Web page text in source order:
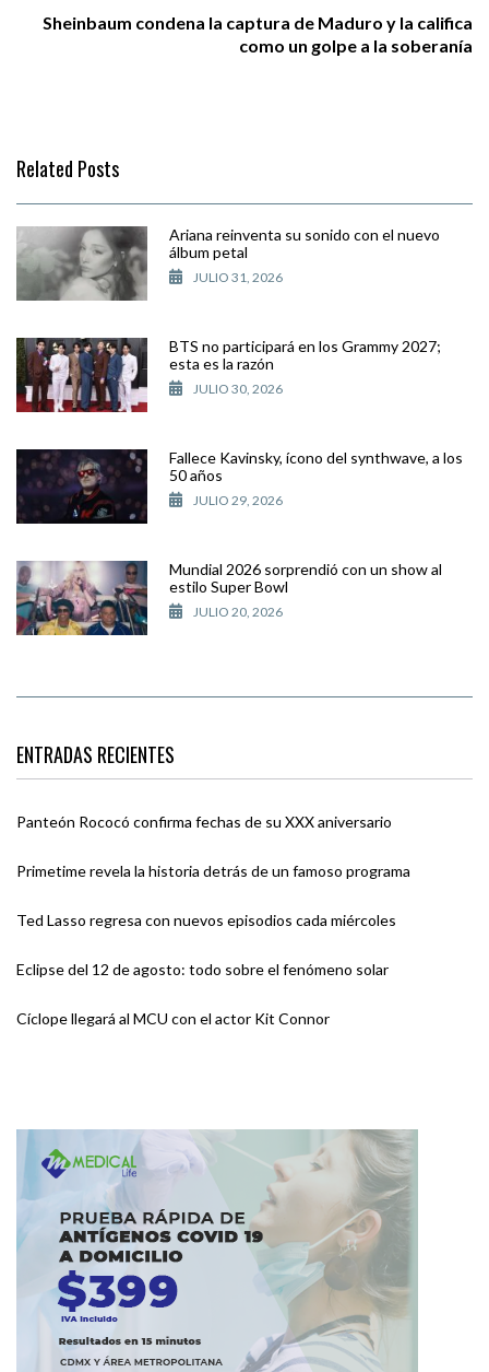
Sheinbaum condena la captura de Maduro y la califica
como un golpe a la soberanía
Related Posts
Ariana reinventa su sonido con el nuevo
álbum petal
JULIO 31, 2026
BTS no participará en los Grammy 2027;
esta es la razón
JULIO 30, 2026
Fallece Kavinsky, ícono del synthwave, a los
50 años
JULIO 29, 2026
Mundial 2026 sorprendió con un show al
estilo Super Bowl
JULIO 20, 2026
ENTRADAS RECIENTES
Panteón Rococó confirma fechas de su XXX aniversario
Primetime revela la historia detrás de un famoso programa
Ted Lasso regresa con nuevos episodios cada miércoles
Eclipse del 12 de agosto: todo sobre el fenómeno solar
Cíclope llegará al MCU con el actor Kit Connor